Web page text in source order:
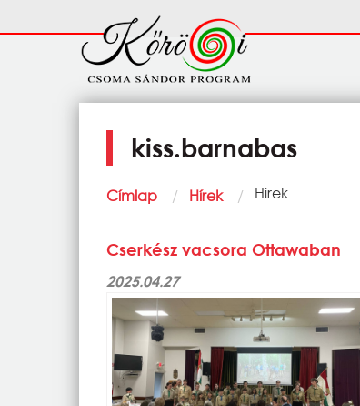
Fő
navigáció
kiss.barnabas
Morzsa
Címlap Hírek Current:
Hírek
Cserkész vacsora Ottawaban
2025.04.27